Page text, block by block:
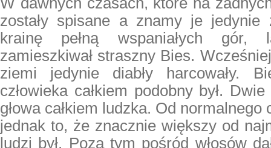
zostały spisane a znamy je jedynie
krainę pełną wspaniałych
zamieszkiwał straszny Bies.
ziemi jedynie diabły harcowały.
człowieka całkiem podobny był.
głowa całkiem ludzka. Od normalnego
jednak to, że znacznie większy od
ludzi był. Poza tym pośród włosów